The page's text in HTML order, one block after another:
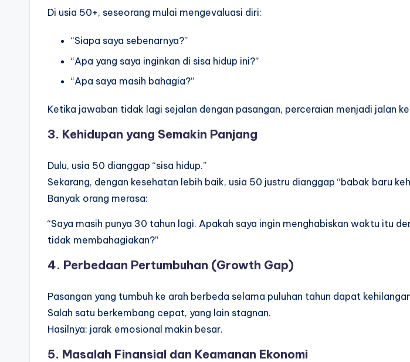
Di usia 50+, seseorang mulai mengevaluasi diri:
“Siapa saya sebenarnya?”
“Apa yang saya inginkan di sisa hidup ini?”
“Apa saya masih bahagia?”
Ketika jawaban tidak lagi sejalan dengan pasangan, perceraian menjadi jalan
3. Kehidupan yang Semakin Panjang
Dulu, usia 50 dianggap “sisa hidup.”
Sekarang, dengan kesehatan lebih baik, usia 50 justru dianggap “babak baru
Banyak orang merasa:
“Saya masih punya 30 tahun lagi. Apakah saya ingin menghabiskan waktu itu
tidak membahagiakan?”
4. Perbedaan Pertumbuhan (Growth Gap)
Pasangan yang tumbuh ke arah berbeda selama puluhan tahun dapat
Salah satu berkembang cepat, yang lain stagnan.
Hasilnya: jarak emosional makin besar.
5. Masalah Finansial dan Keamanan Ekonomi